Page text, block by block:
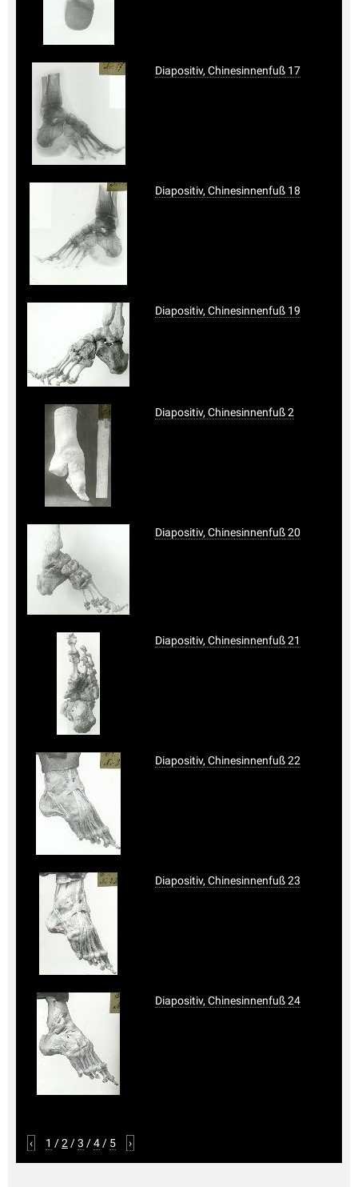
Diapositiv, Chinesinnenfuß 17
Diapositiv, Chinesinnenfuß 18
Diapositiv, Chinesinnenfuß 19
Diapositiv, Chinesinnenfuß 2
Diapositiv, Chinesinnenfuß 20
Diapositiv, Chinesinnenfuß 21
Diapositiv, Chinesinnenfuß 22
Diapositiv, Chinesinnenfuß 23
Diapositiv, Chinesinnenfuß 24
‹ 1 /2 /3 /4 / 5 ›